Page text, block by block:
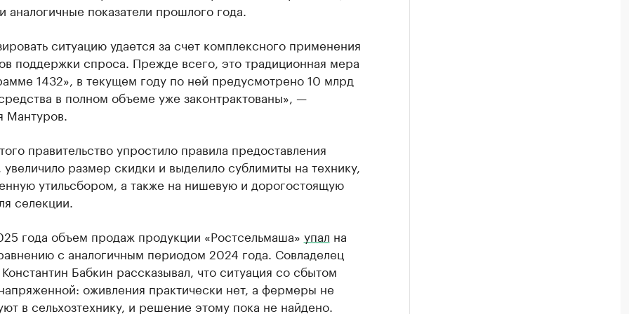
аналогичные показатели прошлого года.
ситуацию удается за счет комплексного применения
поддержки спроса. Прежде всего, это традиционная мера
1432», в текущем году по ней предусмотрено 10 млрд
в полном объеме уже законтрактованы», —
Мантуров.
правительство упростило правила предоставления
размер скидки и выделило сублимиты на технику,
утильсбором, а также на нишевую и дорогостоящую
селекции.
года объем продаж продукции «Ростсельмаша» упал на
с аналогичным периодом 2024 года. Совладелец
Бабкин рассказывал, что ситуация со сбытом
оживления практически нет, а фермеры не
в сельхозтехнику, и решение этому пока не найдено.